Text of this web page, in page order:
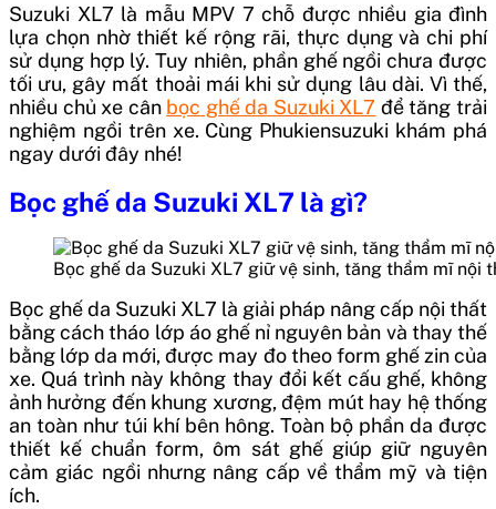
Suzuki XL7 là mẫu MPV 7 chỗ được nhiều gia đình
lựa chọn nhờ thiết kế rộng rãi, thực dụng và chi phí
sử dụng hợp lý. Tuy nhiên, phần ghế ngồi chưa được
tối ưu, gây mất thoải mái khi sử dụng lâu dài. Vì thế,
nhiều chủ xe cân bọc ghế da Suzuki XL7 để tăng trải
nghiệm ngồi trên xe. Cùng Phukiensuzuki khám phá
ngay dưới đây nhé!
Bọc ghế da Suzuki XL7 là gì?
Bọc ghế da Suzuki XL7 giữ vệ sinh, tăng thẩm mĩ nội
Bọc ghế da Suzuki XL7 là giải pháp nâng cấp nội thất
bằng cách tháo lớp áo ghế nỉ nguyên bản và thay thế
bằng lớp da mới, được may đo theo form ghế zin của
xe. Quá trình này không thay đổi kết cấu ghế, không
ảnh hưởng đến khung xương, đệm mút hay hệ thống
an toàn như túi khí bên hông. Toàn bộ phần da được
thiết kế chuẩn form, ôm sát ghế giúp giữ nguyên
cảm giác ngồi nhưng nâng cấp về thẩm mỹ và tiện
ích.